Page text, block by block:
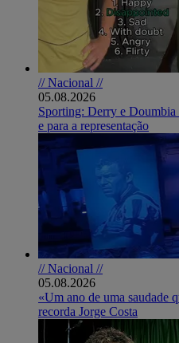
// Nacional //
05.08.2026
Sporting: Derry e Doumbia
e para a representação
// Nacional //
05.08.2026
«Um ano de uma saudade
recorda Jorge Costa